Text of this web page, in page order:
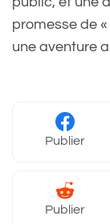
promesse de
une aventure
Publier
Publier